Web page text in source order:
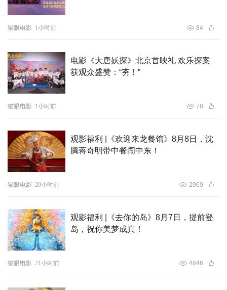
猫眼电影 1小时前 84
电影《大唐妖探》北京首映礼 欢乐探案
获观众盛赞：“夯！”
猫眼电影 1小时前 78
观影福利 |《欢迎来龙餐馆》8月8日，沈
腾蒋奇明带中餐闯中东！
猫眼电影 20小时前 2969
观影福利 |《去你的岛》8月7日，提前登
岛，祝你美梦成真！
猫眼电影 21小时前 4846